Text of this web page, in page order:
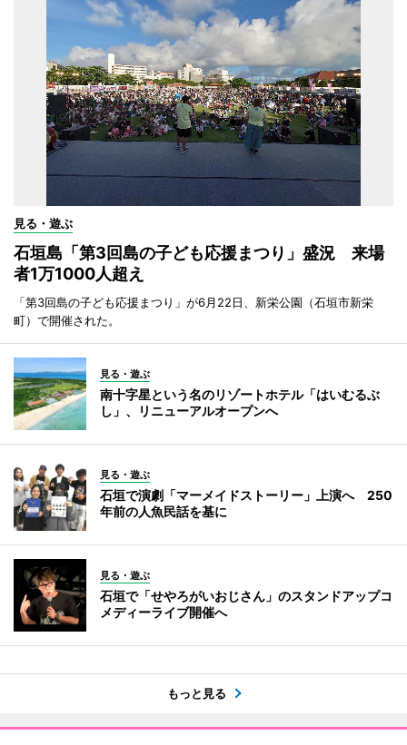
見る・遊ぶ
石垣島「第3回島の子ども応援まつり」盛況 来場
者1万1000人超え
「第3回島の子ども応援まつり」が6月22日、新栄公園（石垣市新栄
町）で開催された。
見る・遊ぶ
南十字星という名のリゾートホテル「はいむるぶ
し」、リニューアルオープンへ
見る・遊ぶ
石垣で演劇「マーメイドストーリー」上演へ 250
年前の人魚民話を基に
見る・遊ぶ
石垣で「せやろがいおじさん」のスタンドアップコ
メディーライブ開催へ
もっと見る